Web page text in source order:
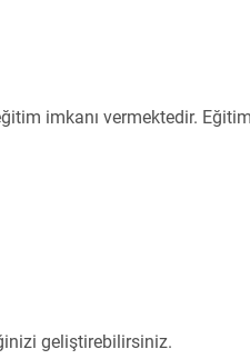
imkanı vermektedir.
geliştirebilirsiniz.